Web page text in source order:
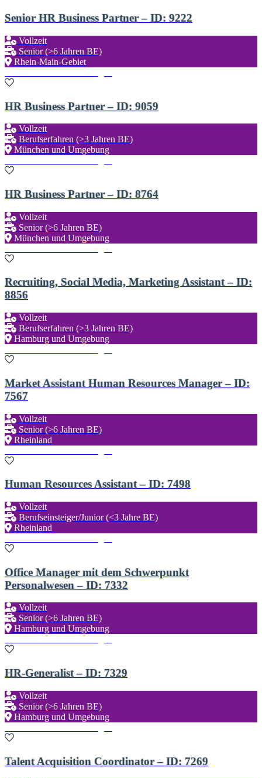
Senior HR Business Partner – ID: 9222
Vollzeit
Senior (>6 Jahren BE)
Rhein-Main-Gebiet
HR Business Partner – ID: 9059
Vollzeit
Berufserfahren (>3 Jahren BE)
München und Umgebung
HR Business Partner – ID: 8764
Vollzeit
Senior (>6 Jahren BE)
München und Umgebung
Recruiting, Social Media, Marketing Assistant – ID:
8856
Vollzeit
Berufserfahren (>3 Jahren BE)
Hamburg und Umgebung
Market Assistant Human Resources Manager – ID:
7567
Vollzeit
Senior (>6 Jahren BE)
Rheinland
Human Resources Assistant – ID: 7498
Vollzeit
Berufseinsteiger/Junior (<3 Jahre BE)
Rheinland
Office Manager mit dem Schwerpunkt
Personalwesen – ID: 7332
Vollzeit
Senior (>6 Jahren BE)
Hamburg und Umgebung
HR-Generalist – ID: 7329
Vollzeit
Senior (>6 Jahren BE)
Hamburg und Umgebung
Talent Acquisition Coordinator – ID: 7269